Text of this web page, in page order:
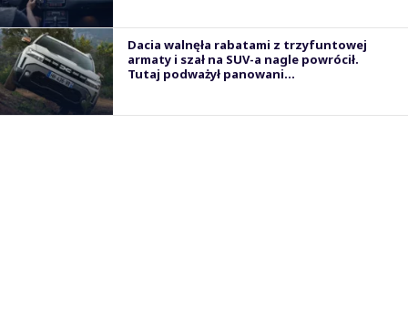
Dacia walnęła rabatami z trzyfuntowej
armaty i szał na SUV-a nagle powrócił.
Tutaj podważył panowani...